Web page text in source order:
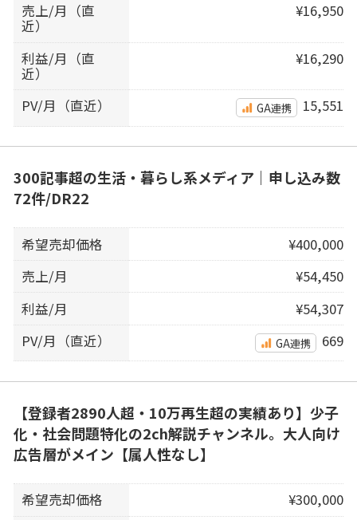
売上/月（直
近）
¥16,950
利益/月（直
近）
¥16,290
PV/月（直近） GA連携 15,551
300記事超の生活・暮らし系メディア｜申し込み数
72件/DR22
希望売却価格
¥400,000
売上/月
¥54,450
利益/月
¥54,307
PV/月（直近）
GA連携 669
【登録者2890人超・10万再生超の実績あり】少子
化・社会問題特化の2ch解説チャンネル。大人向け
広告層がメイン【属人性なし】
希望売却価格
¥300,000